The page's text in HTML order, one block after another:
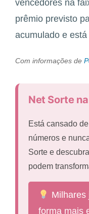
vencedores na
prêmio previsto
acumulado e
Com informações de
Net Sorte
Está cansado
números e
Sorte e
podem
Milhares
forma mais